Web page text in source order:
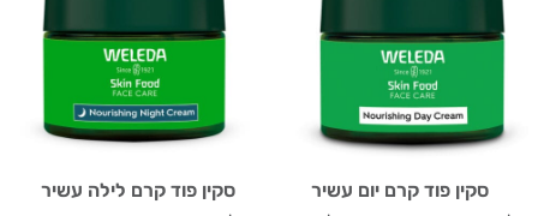
סקין פוד קרם יום עשיר
סקין פוד קרם לילה עשיר